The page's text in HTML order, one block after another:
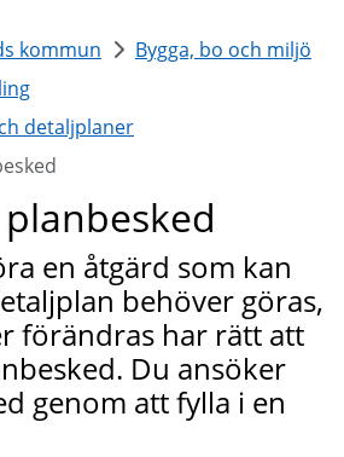
kommun
Bygga, bo och miljö
detaljplaner
en åtgärd som kan
behöver göras,
förändras har rätt att
Du ansöker
genom att fylla i en